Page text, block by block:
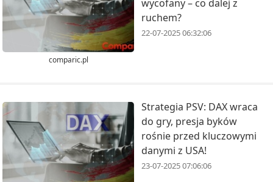
comparic.pl
wycofany – co dalej z
ruchem?
22-07-2025 06:32:06
Strategia PSV: DAX wraca
do gry, presja byków
rośnie przed kluczowymi
danymi z USA!
23-07-2025 07:06:06